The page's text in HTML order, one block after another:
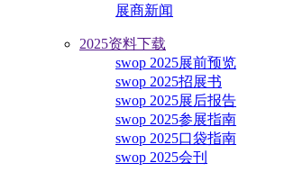
展商新闻
2025资料下载
swop 2025展前预览
swop 2025招展书
swop 2025展后报告
swop 2025参展指南
swop 2025口袋指南
swop 2025会刊